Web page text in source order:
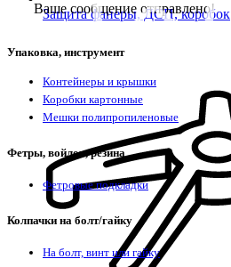
Защита фанеры, ДСП, коробок
Ваше сообщение отправлено!
Упаковка, инструмент
Контейнеры и крышки
Коробки картонные
Мешки полипропиленовые
Фетры, войлок, резина
Фетровые подкладки
Колпачки на болт/гайку
На болт, винт или гайку